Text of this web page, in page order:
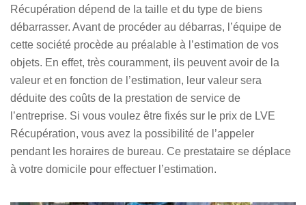
Récupération dépend de la taille et du type de biens
débarrasser. Avant de procéder au débarras, l’équipe de
cette société procède au préalable à l’estimation de vos
objets. En effet, très couramment, ils peuvent avoir de la
valeur et en fonction de l’estimation, leur valeur sera
déduite des coûts de la prestation de service de
l’entreprise. Si vous voulez être fixés sur le prix de LVE
Récupération, vous avez la possibilité de l’appeler
pendant les horaires de bureau. Ce prestataire se déplace
à votre domicile pour effectuer l’estimation.